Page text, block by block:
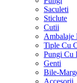
Saculeti
Sticlute
Cutii
Ambalaje
Tiple Cu
Pungi Cu
Genti
Bile-
Accesorii